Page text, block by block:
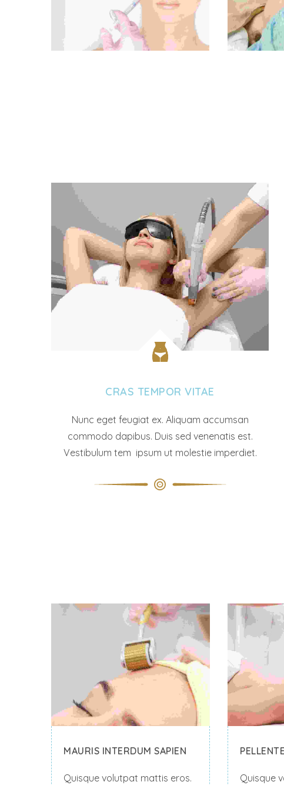
CRAS TEMPOR VITAE
Nunc eget feugiat ex. Aliquam accumsan
commodo dapibus. Duis sed venenatis est.
Vestibulum tem ipsum ut molestie imperdiet.
MAURIS INTERDUM SAPIEN
Quisque volutpat mattis eros.
Quisque